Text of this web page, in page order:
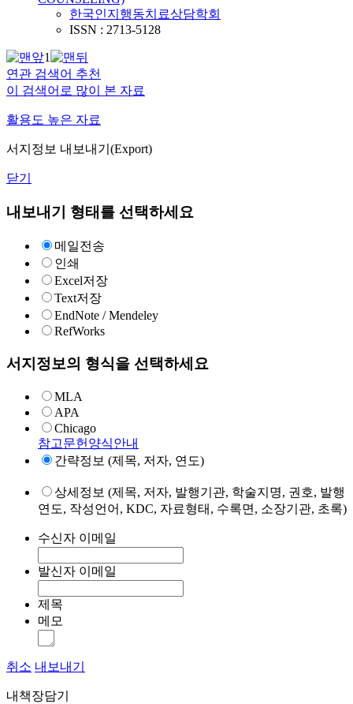
한국인지행동치료상담학회
ISSN : 2713-5128
1
연관 검색어 추천
이 검색어로 많이 본 자료
활용도 높은 자료
서지정보 내보내기(Export)
닫기
내보내기 형태를 선택하세요
메일전송
인쇄
Excel저장
Text저장
EndNote / Mendeley
RefWorks
서지정보의 형식을 선택하세요
MLA
APA
Chicago
참고문헌양식안내
간략정보 (제목, 저자, 연도)
상세정보 (제목, 저자, 발행기관, 학술지명, 권호, 발행
연도, 작성언어, KDC, 자료형태, 수록면, 소장기관, 초록)
수신자 이메일
발신자 이메일
제목
메모
취소 내보내기
내책장담기